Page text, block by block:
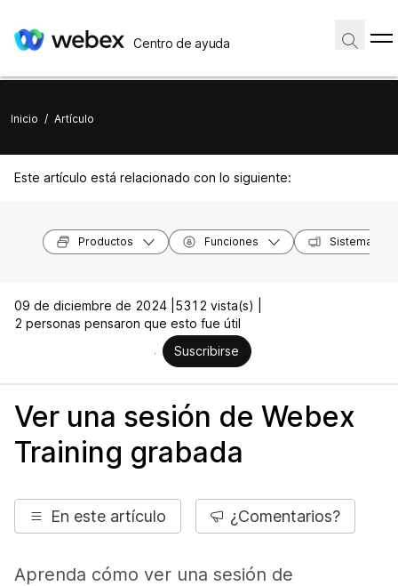
Centro de ayuda
Inicio / Artículo
Este artículo está relacionado con lo siguiente:
Productos Funciones Sistemas
09 de diciembre de 2024 | 5312 vista(s) |
2 personas pensaron que esto fue útil
Suscribirse
Ver una sesión de Webex
Training grabada
En este artículo ¿Comentarios?
Aprenda cómo ver una sesión de